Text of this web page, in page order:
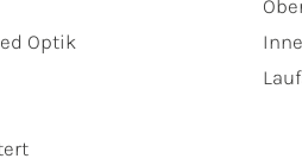
Optik